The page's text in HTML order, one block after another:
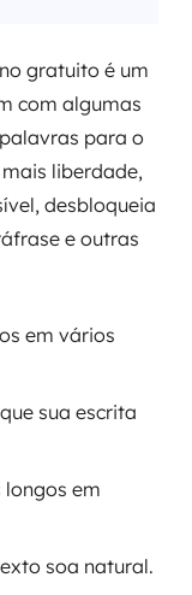
gratuito é um
com algumas
para o
liberdade,
desbloqueia
e outras
em vários
sua escrita
longos em
soa natural.